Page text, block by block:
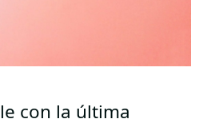
con la última